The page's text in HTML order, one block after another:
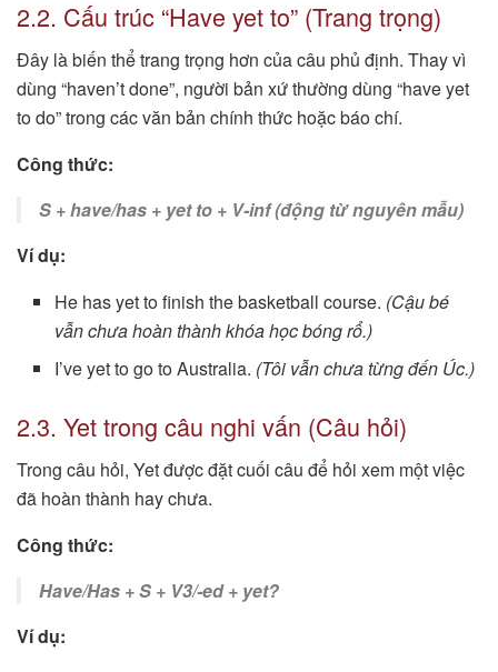
2.2. Cấu trúc “Have yet to” (Trang trọng)
Đây là biến thể trang trọng hơn của câu phủ định. Thay vì
dùng “haven’t done”, người bản xứ thường dùng “have yet
to do” trong các văn bản chính thức hoặc báo chí.
Công thức:
S + have/has + yet to + V-inf (động từ nguyên mẫu)
Ví dụ:
He has yet to finish the basketball course. (Cậu bé
vẫn chưa hoàn thành khóa học bóng rổ.)
I’ve yet to go to Australia. (Tôi vẫn chưa từng đến Úc.)
2.3. Yet trong câu nghi vấn (Câu hỏi)
Trong câu hỏi, Yet được đặt cuối câu để hỏi xem một việc
đã hoàn thành hay chưa.
Công thức:
Have/Has + S + V3/-ed + yet?
Ví dụ: